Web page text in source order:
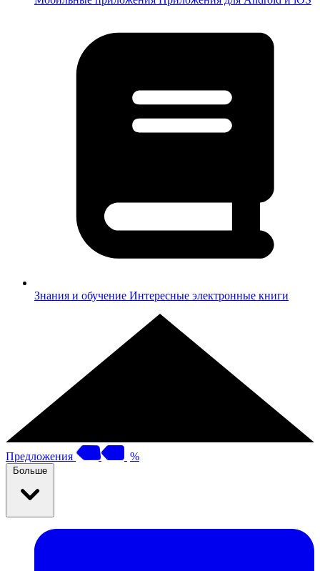
Знания и обучение Интересные электронные книги
Предложения %
Больше